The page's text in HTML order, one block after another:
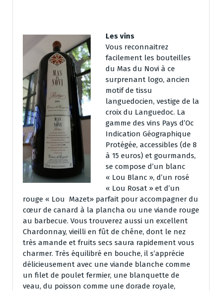
Les vins
Vous reconnaitrez
facilement les bouteilles
du Mas du Novi à ce
surprenant logo, ancien
motif de tissu
languedocien, vestige de la
croix du Languedoc. La
gamme des vins Pays d’Oc
Indication Géographique
Protégée, accessibles (de 8
à 15 euros) et gourmands,
se compose d’un blanc
« Lou Blanc », d’un rosé
« Lou Rosat » et d’un
rouge « Lou Mazet» parfait pour accompagner du
cœur de canard à la plancha ou une viande rouge
au barbecue. Vous trouverez aussi un excellent
Chardonnay, vieilli en fût de chêne, dont le nez
très amande et fruits secs saura rapidement vous
charmer. Très équilibré en bouche, il s’apprécie
délicieusement avec une viande blanche comme
un filet de poulet fermier, une blanquette de
veau, du poisson comme une dorade royale,